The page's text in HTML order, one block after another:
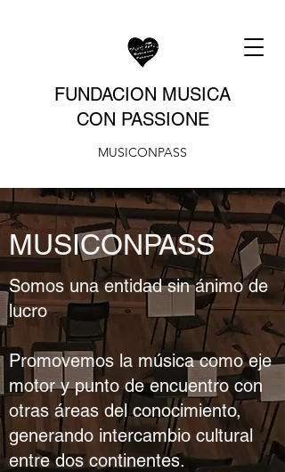
FUNDACION MUSICA
CON PASSIONE
MUSICONPASS
MUSICONPASS
Somos una entidad sin ánimo de
lucro
Promovemos la música como eje
motor y punto de encuentro con
otras áreas del conocimiento,
generando intercambio cultural
entre dos continentes.